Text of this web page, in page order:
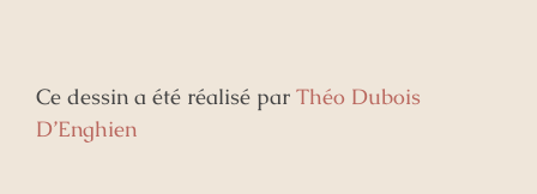
Ce dessin a été réalisé par Théo Dubois
D’Enghien